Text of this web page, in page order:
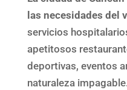
las necesidades del
servicios
apetitosos
deportivas, eventos
naturaleza